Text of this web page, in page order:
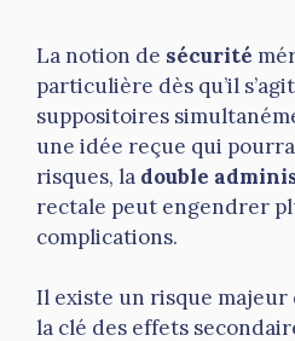
La notion de sécurité
particulière dès qu’il
suppositoires
une idée reçue qui
risques, la double
rectale peut engendrer
complications.
Il existe un risque majeur
la clé des effets